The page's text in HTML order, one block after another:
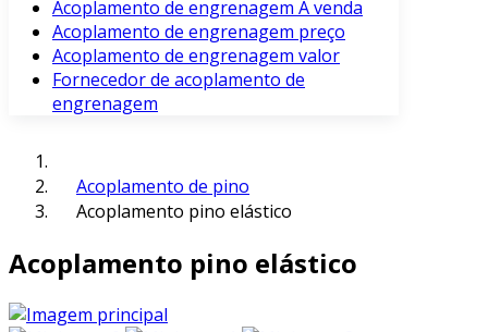
Acoplamento de engrenagem À venda
Acoplamento de engrenagem preço
Acoplamento de engrenagem valor
Fornecedor de acoplamento de
engrenagem
Acoplamento de pino
Acoplamento pino elástico
Acoplamento pino elástico